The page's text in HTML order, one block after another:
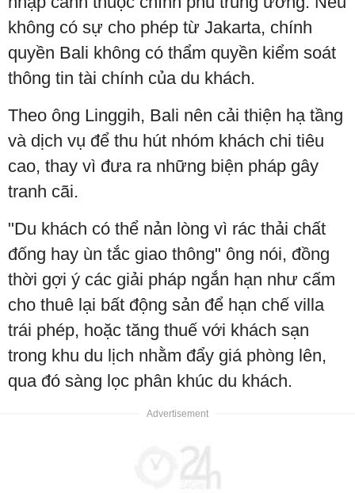
không có sự cho phép từ Jakarta, chính
quyền Bali không có thẩm quyền kiểm soát
thông tin tài chính của du khách.
Theo ông Linggih, Bali nên cải thiện hạ tầng
và dịch vụ để thu hút nhóm khách chi tiêu
cao, thay vì đưa ra những biện pháp gây
tranh cãi.
"Du khách có thể nản lòng vì rác thải chất
đống hay ùn tắc giao thông" ông nói, đồng
thời gợi ý các giải pháp ngắn hạn như cấm
cho thuê lại bất động sản để hạn chế villa
trái phép, hoặc tăng thuế với khách sạn
trong khu du lịch nhằm đẩy giá phòng lên,
qua đó sàng lọc phân khúc du khách.